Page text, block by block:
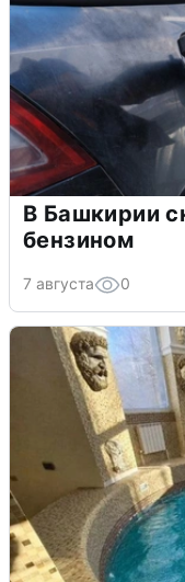
В Башкирии
бензином
7 августа 0